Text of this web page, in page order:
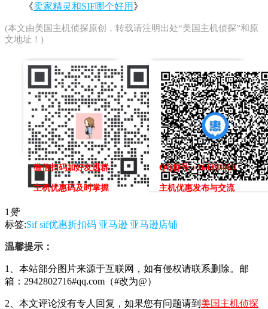
《卖家精灵和SIF哪个好用 》
(本文由美国主机侦探原创，转载请注明出处“美国主机侦探”和原
文地址！)
微信扫码加好友进群
主机优惠码及时掌握
QQ群号：164393063
主机优惠发布与交流
1 赞
标签:Sif sif优惠折扣码 亚马逊 亚马逊店铺
温馨提示：
1、本站部分图片来源于互联网，如有侵权请联系删除。邮
箱：2942802716#qq.com（#改为@）
2、本文评论没有专人回复，如果您有问题请到 美国主机侦探